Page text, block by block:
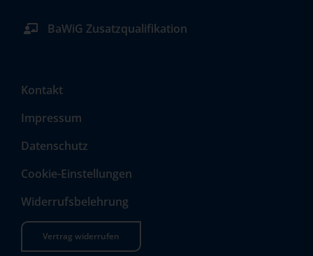
BaWiG Zusatzqualifikation
Kontakt
Impressum
Datenschutz
Cookie-Einstellungen
Widerrufsbelehrung
Vertrag widerrufen